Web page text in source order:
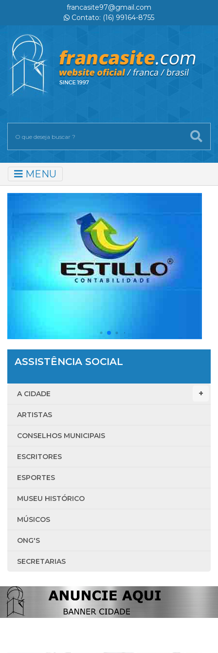
francasite97@gmail.com
Contato: (16) 99164-8755
MENU
ASSISTÊNCIA SOCIAL
A CIDADE
ARTISTAS
CONSELHOS MUNICIPAIS
ESCRITORES
ESPORTES
MUSEU HISTÓRICO
MÚSICOS
ONG'S
SECRETARIAS